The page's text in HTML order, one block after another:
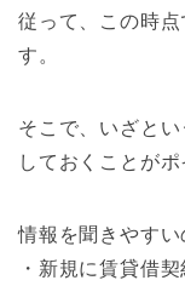
従って、この時
す。
そこで、いざと
しておくことがポ
情報を聞きやすい
・新規に賃貸借